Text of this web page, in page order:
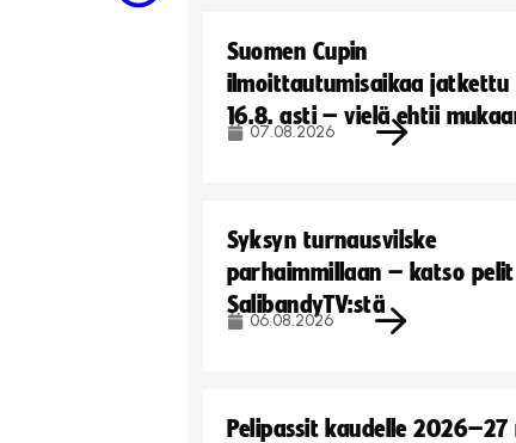
Suomen Cupin
ilmoittautumisaikaa jatkettu
16.8. asti – vielä ehtii
07.08.2026
Syksyn turnausvilske
parhaimmillaan – katso pelit
SalibandyTV:stä
06.08.2026
Pelipassit kaudelle